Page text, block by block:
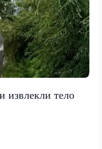
извлекли тело